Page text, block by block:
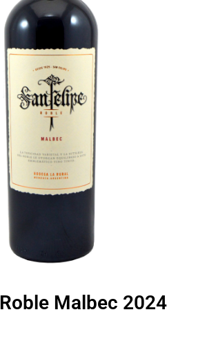
Malbec 2024